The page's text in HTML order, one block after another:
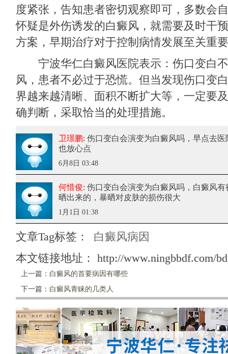
度紧张，告知患者密切观察即可，多数会
怀疑是外伤诱发的白癜风，就需要及时干
方案，早期治疗对于控制病情发展至关重
宁波华仁白癜风医院表示：伤口变白
风，患者不必过于恐慌。但当发现伤口变
界越来越清晰、面积不断扩大等，一定要
确判断，采取恰当的处理措施。
卫璟鹏: 伤口变白会演变为白癜风吗，早点去医
也放心点
6月8日 03:48
何惜俊: 伤口变白会演变为白癜风吗，白癜风有
晒出来的，暴晒对皮肤的损伤很大
1月1日 01:38
文章Tag标签：
白癜风病因
本文链接地址： http://www.ningbbdf.com/
上一篇： 白癜风的首要病因有哪些
下一篇： 白癜风青睐的几类人